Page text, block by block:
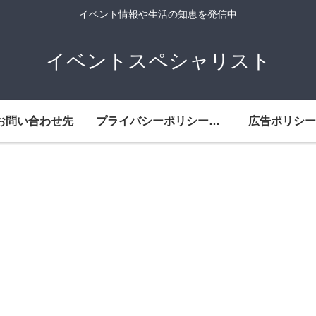
イベント情報や生活の知恵を発信中
イベントスペシャリスト
問い合わせ先 プライバシーポリシー・免責事項 広告ポリシー